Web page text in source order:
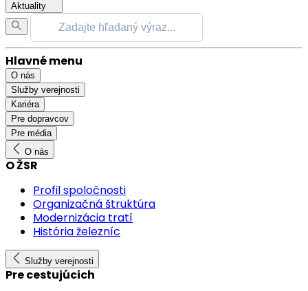
Aktuality
Hlavné menu
O nás
Služby verejnosti
Kariéra
Pre dopravcov
Pre média
O nás
O ŽSR
Profil spoločnosti
Organizačná štruktúra
Modernizácia tratí
História železníc
Služby verejnosti
Pre cestujúcich